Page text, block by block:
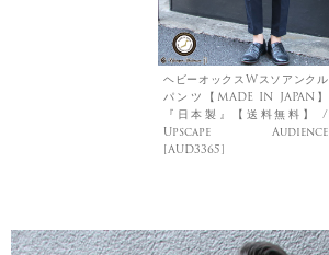
ヘビーオックスWスソアンクル
パンツ【MADE IN JAPAN】
『日本製』【送料無料】 /
Upscape Audience
[AUD3365]